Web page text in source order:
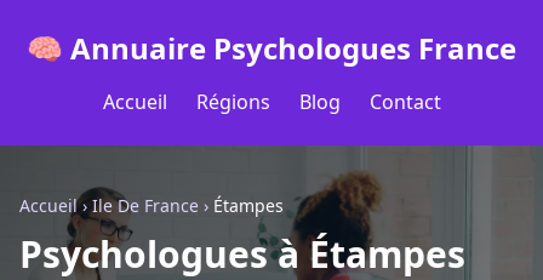
🧠 Annuaire Psychologues France
Accueil Régions Blog Contact
Accueil› Ile De France › Étampes
Psychologues à Étampes